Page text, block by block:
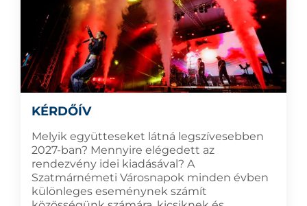
KÉRDŐÍV
Melyik együtteseket látná legszívesebben
2027-ban? Mennyire elégedett az
rendezvény idei kiadásával? A
Szatmárnémeti Városnapok minden évben
különleges eseménynek számít